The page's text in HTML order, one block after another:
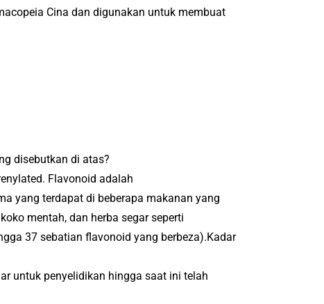
Cina dan digunakan untuk membuat
disebutkan di atas?
Flavonoid adalah
yang terdapat di beberapa makanan yang
koko mentah, dan herba segar seperti
37 sebatian flavonoid yang berbeza).Kadar
untuk penyelidikan hingga saat ini telah